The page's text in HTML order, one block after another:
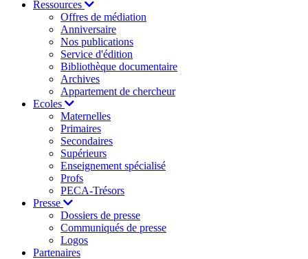
Ressources
Offres de médiation
Anniversaire
Nos publications
Service d'édition
Bibliothèque documentaire
Archives
Appartement de chercheur
Ecoles
Maternelles
Primaires
Secondaires
Supérieurs
Enseignement spécialisé
Profs
PECA-Trésors
Presse
Dossiers de presse
Communiqués de presse
Logos
Partenaires